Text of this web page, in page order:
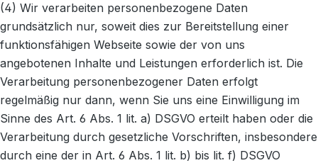
(4) Wir verarbeiten personenbezogene Daten
grundsätzlich nur, soweit dies zur Bereitstellung einer
funktionsfähigen Webseite sowie der von uns
angebotenen Inhalte und Leistungen erforderlich ist. Die
Verarbeitung personenbezogener Daten erfolgt
regelmäßig nur dann, wenn Sie uns eine Einwilligung im
Sinne des Art. 6 Abs. 1 lit. a) DSGVO erteilt haben oder die
Verarbeitung durch gesetzliche Vorschriften, insbesondere
durch eine der in Art. 6 Abs. 1 lit. b) bis lit. f) DSGVO